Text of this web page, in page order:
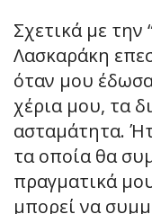
Σχετικά με την
Λασκαράκη
όταν μου
χέρια μου, τα
ασταμάτητα.
τα οποία θα
πραγματικά
μπορεί να